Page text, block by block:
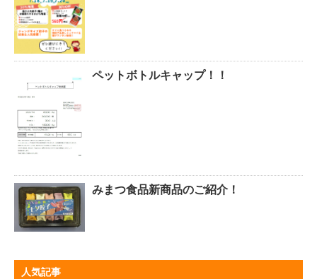
ペットボトルキャップ！！
みまつ食品新商品のご紹介！
人気記事